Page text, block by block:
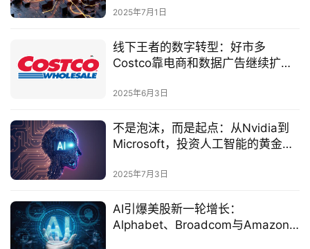
2025年7月1日
线下王者的数字转型：好市多
Costco靠电商和数据广告继续扩大
2025年6月3日
不是泡沫，而是起点：从Nvidia到
Microsoft，投资人工智能的黄金入
2025年7月3日
AI引爆美股新一轮增长：
Alphabet、Broadcom与Amazon